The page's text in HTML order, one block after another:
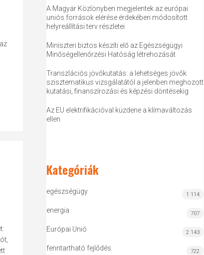
A Magyar Közlönyben megjelentek az európai
uniós források elérése érdekében módosított
helyreállítási terv részletei
Miniszteri biztos készíti elő az Egészségügyi
Minőségellenőrzési Hatóság létrehozását
Transzlációs jövőkutatás: a lehetséges jövők
szisztematikus vizsgálatától a jelenben meghozott
kutatási, finanszírozási és képzési döntésekig
Az EU elektrifikációval küzdene a klímaváltozás
ellen
Kategóriák
egészségügy 1 114
energia 707
Európai Unió 2 143
fenntartható fejlődés 722